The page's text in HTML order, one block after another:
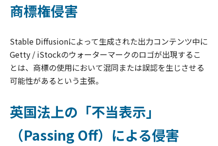
商標権侵害
Stable Diffusionによって生成された出力コンテンツ中に
Getty / iStockのウォーターマークのロゴが出現するこ
とは、商標の使用において混同または誤認を生じさせる
可能性があるという主張。
英国法上の「不当表示」
（Passing Off）による侵害